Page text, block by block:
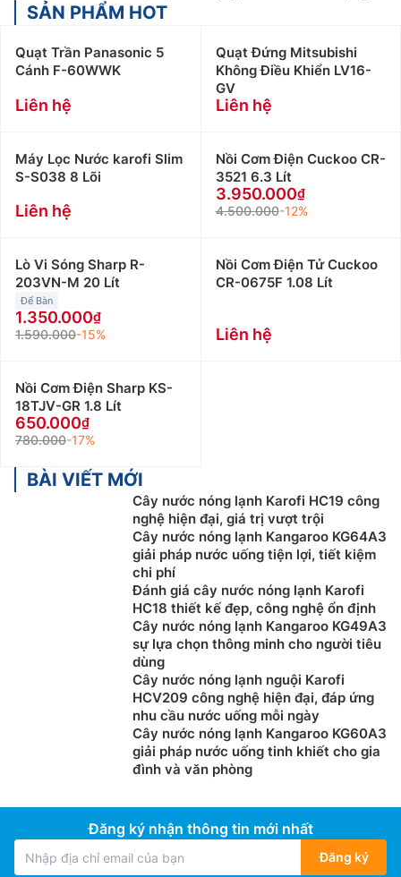
SẢN PHẨM HOT
Quạt Trần Panasonic 5
Cánh F-60WWK
Liên hệ
Quạt Đứng Mitsubishi
Không Điều Khiển LV16-
GV
Liên hệ
Máy Lọc Nước karofi Slim
S-S038 8 Lõi
Liên hệ
Nồi Cơm Điện Cuckoo CR-
3521 6.3 Lít
3.950.000
4.500.000-12%
Lò Vi Sóng Sharp R-
203VN-M 20 Lít
Để Bàn
1.350.000
1.590.000-15%
Nồi Cơm Điện Tử Cuckoo
CR-0675F 1.08 Lít
Liên hệ
Nồi Cơm Điện Sharp KS-
18TJV-GR 1.8 Lít
650.000
780.000-17%
BÀI VIẾT MỚI
Cây nước nóng lạnh Karofi HC19 công
nghệ hiện đại, giá trị vượt trội
Cây nước nóng lạnh Kangaroo KG64A3
giải pháp nước uống tiện lợi, tiết kiệm
chi phí
Đánh giá cây nước nóng lạnh Karofi
HC18 thiết kế đẹp, công nghệ ổn định
Cây nước nóng lạnh Kangaroo KG49A3
sự lựa chọn thông minh cho người tiêu
dùng
Cây nước nóng lạnh nguội Karofi
HCV209 công nghệ hiện đại, đáp ứng
nhu cầu nước uống mỗi ngày
Cây nước nóng lạnh Kangaroo KG60A3
giải pháp nước uống tinh khiết cho gia
đình và văn phòng
Đăng ký nhận thông tin mới nhất
Đăng ký